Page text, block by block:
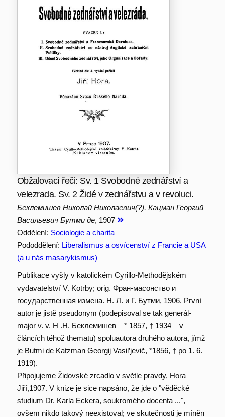
Obžalovací řeči: Sv. 1 Svobodné zednářství a
velezrada. Sv. 2 Židé v zednářstvu a v revoluci.
Беклемишев Николай Николаевич(?), Кацман Георгий
Васильевич Бутми де, 1907
Oddělení: Sociologie a charita
Pododdělení: Liberalismus a osvícenství z Francie a USA
(a u nás masarykismus)
Publikace vyšly v katolickém Cyrillo-Methodějském
vydavatelství V. Kotrby; orig. Фран-масонство и
государственная измена. Н. Л. и Г. Бутми, 1906. První
autor je jistě pseudonym (podepisoval se tak generál-
major v. v. Н .Н. Беклемишев – * 1857, † 1934 – v
článcích téhož thematu) spoluautora druhého autora, jímž
je Butmi de Katzman Georgij Vasil’jevič, *1856, † po 1. 6.
1919).
Připojujeme Židovské zrcadlo v světle pravdy, Hora
Jiří,1907. V knize je sice napsáno, že jde o "věděcké
studium Dr. Karla Eckera, soukromého docenta ...",
ovšem nikdo takový neexistoval; ve skutečnosti je míněn